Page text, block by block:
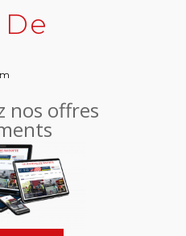
nos offres